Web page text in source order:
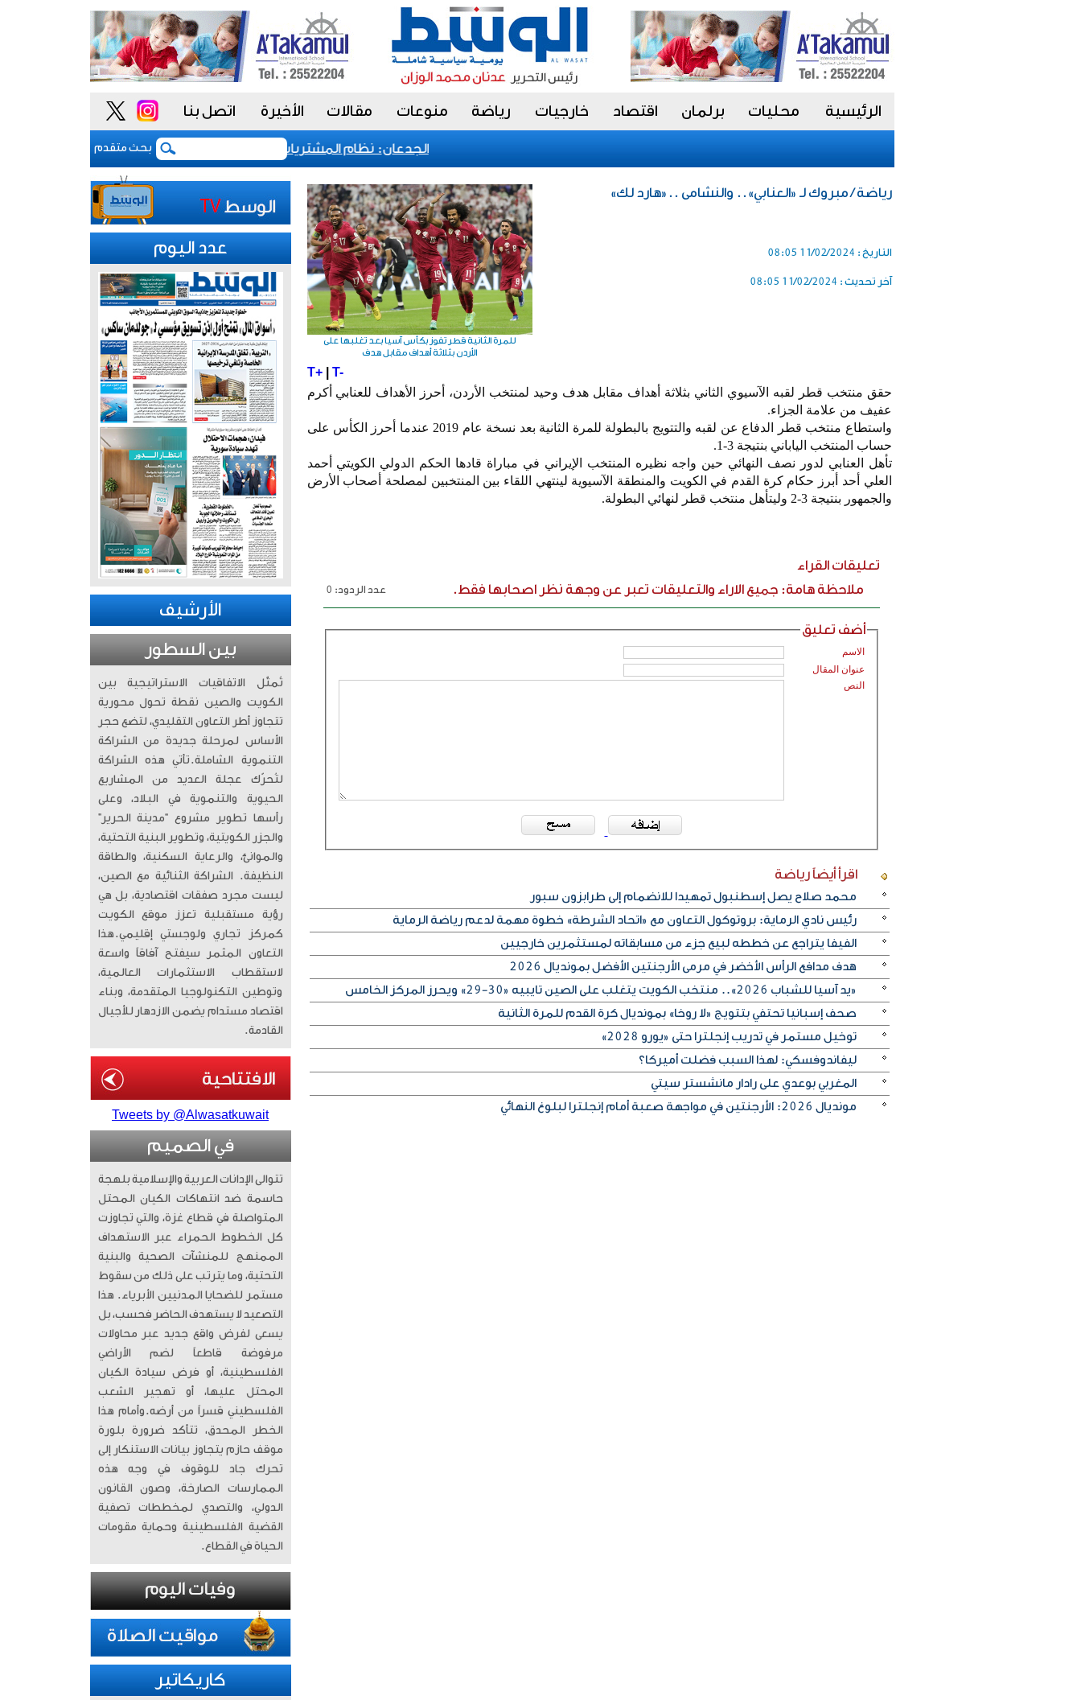
الرئيسية محليات برلمان اقتصاد خارجيات رياضة منوعات مقالات الأخيرة اتصل بنا
بحث متقدم
الجدعان: نظام المشتريات يمنح الحكومة السعودية أدوات أكثر مرونة
للمرة الثانية قطر تفوز بكأس آسيا بعد تغلبها على
الأردن بثلاثة أهداف مقابل هدف
رياضة / مبروك لـ «العنابي».. والنشامى ..«هارد لك»
التاريخ : 11/02/2024 08:05
آخر تحديث : 11/02/2024 08:05
T+| T-
حقق منتخب قطر لقبه الآسيوي الثاني بثلاثة أهداف مقابل هدف وحيد لمنتخب الأردن، أحرز الأهداف للعنابي أكرم
عفيف من علامة الجزاء.
واستطاع منتخب قطر الدفاع عن لقبه والتتويج بالبطولة للمرة الثانية بعد نسخة عام 2019 عندما أحرز الكأس على
حساب المنتخب الياباني بنتيجة 3-1.
تأهل العنابي لدور نصف النهائي حين واجه نظيره المنتخب الإيراني في مباراة قادها الحكم الدولي الكويتي أحمد
العلي أحد أبرز حكام كرة القدم في الكويت والمنطقة الآسيوية لينتهي اللقاء بين المنتخبين لمصلحة أصحاب الأرض
والجمهور بنتيجة 3-2 وليتأهل منتخب قطر لنهائي البطولة.
تعليقات القراء
ملاحظة هامة: جميع الاراء والتعليقات تعبر عن وجهة نظر اصحابها فقط.
عدد الردود: 0
أضف تعليق
الاسم
عنوان المقال
النص
اقرأ أيضاًرياضة
محمد صلاح يصل إسطنبول تمهيدا للانضمام إلى طرابزون سبور
رئيس نادي الرماية: بروتوكول التعاون مع «اتحاد الشرطة» خطوة مهمة لدعم رياضة الرماية
الفيفا يتراجع عن خططه لبيع جزء من مسابقاته لمستثمرين خارجيين
هدف مدافع الرأس الأخضر في مرمى الأرجنتين الأفضل بمونديال 2026
«يد آسيا للشباب 2026».. منتخب الكويت يتغلب على الصين تايبيه «30-29» ويحرز المركز الخامس
صحف إسبانيا تحتفي بتتويج «لا روخا» بمونديال كرة القدم للمرة الثانية
توخيل مستمر في تدريب إنجلترا حتى «يورو 2028»
ليفاندوفسكي: لهذا السبب فضلت أميركا؟
المغربي بوعدي على رادار مانشستر سيتي
مونديال 2026: الأرجنتين في مواجهة صعبة أمام إنجلترا لبلوغ النهائي
عدد اليوم
الأرشيف
بين السطور
تُمثّل الاتفاقيات الاستراتيجية بين
الكويت والصين نقطة تحول محورية
تتجاوز أطر التعاون التقليدي، لتضع حجر
الأساس لمرحلة جديدة من الشراكة
التنموية الشاملة. ​تأتي هذه الشراكة
لتُحرّك عجلة العديد من المشاريع
الحيوية والتنموية في البلاد، وعلى
رأسها تطوير مشروع “مدينة الحرير”
والجزر الكويتية، وتطوير البنية التحتية،
والموانئ، والرعاية السكنية، والطاقة
النظيفة. الشراكة الثنائية مع الصين،
ليست مجرد صفقات اقتصادية، بل هي
رؤية مستقبلية تعزز موقع الكويت
كمركز تجاري ولوجستي إقليمي. ​هذا
التعاون المثمر سيفتح آفاقاً واسعة
لاستقطاب الاستثمارات العالمية،
وتوطين التكنولوجيا المتقدمة، وبناء
اقتصاد مستدام يضمن الازدهار للأجيال
القادمة.
Tweets by @Alwasatkuwait
في الصميم
تتوالى الإدانات العربية والإسلامية بلهجة
حاسمة ضد انتهاكات الكيان المحتل
المتواصلة في قطاع غزة، والتي تجاوزت
كل الخطوط الحمراء عبر الاستهداف
الممنهج للمنشآت الصحية والبنية
التحتية، وما يترتب على ذلك من سقوط
مستمر للضحايا المدنيين الأبرياء. ​ هذا
التصعيد لا يستهدف الحاضر فحسب، بل
يسعى لفرض واقع جديد عبر محاولات
مرفوضة قاطعاً لضم الأراضي
الفلسطينية، أو فرض سيادة الكيان
المحتل عليها، أو تهجير الشعب
الفلسطيني قسراً من أرضه. ​وأمام هذا
الخطر المحدق، تتأكد ضرورة بلورة
موقف حازم يتجاوز بيانات الاستنكار إلى
تحرك جاد للوقوف في وجه هذه
الممارسات الصارخة، وصون القانون
الدولي، والتصدي لمخططات تصفية
القضية الفلسطينية وحماية مقومات
الحياة في القطاع.
كاريكاتير